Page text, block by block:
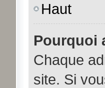
Haut
Pourquoi
Chaque
site. Si